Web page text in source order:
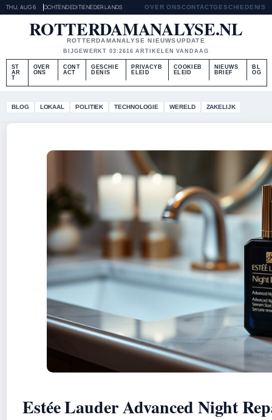
THU, AUG 6 OCHTENDEDITIENEDERLANDS OVER ONSCONTACTGESCHIEDENIS
ROTTERDAMANALYSE.NL
ROTTERDAMANALYSE NIEUWSUPDATE
BIJGEWERKT 03:2616 ARTIKELEN VANDAAG
ST
AR
T
OVER
ONS
CONT
ACT
GESCHIE
DENIS
PRIVACYB
ELEID
COOKIEB
ELEID
NIEUWS
BRIEF
BL
OG
BLOG LOKAAL POLITIEK TECHNOLOGIE WERELD ZAKELIJK
Estée Lauder Advanced Night